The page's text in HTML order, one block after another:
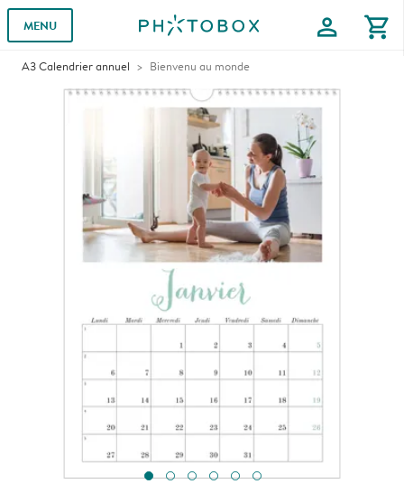
MENU profile shopping_cart
A3 Calendrier annuel Bienvenu au monde